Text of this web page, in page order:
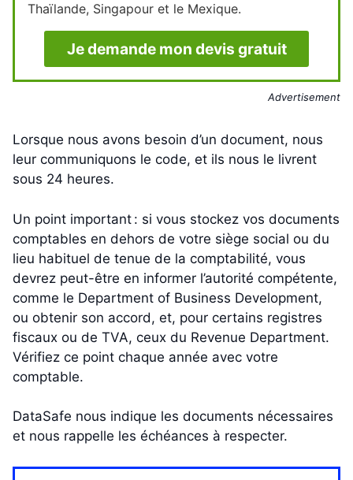
Thaïlande, Singapour et le Mexique.
Je demande mon devis gratuit
Advertisement
Lorsque nous avons besoin d’un document, nous
leur communiquons le code, et ils nous le livrent
sous 24 heures.
Un point important : si vous stockez vos documents
comptables en dehors de votre siège social ou du
lieu habituel de tenue de la comptabilité, vous
devrez peut-être en informer l’autorité compétente,
comme le Department of Business Development,
ou obtenir son accord, et, pour certains registres
fiscaux ou de TVA, ceux du Revenue Department.
Vérifiez ce point chaque année avec votre
comptable.
DataSafe nous indique les documents nécessaires
et nous rappelle les échéances à respecter.